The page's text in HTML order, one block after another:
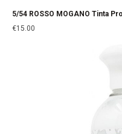
5/54 ROSSO MOGANO Tinta
€15.00